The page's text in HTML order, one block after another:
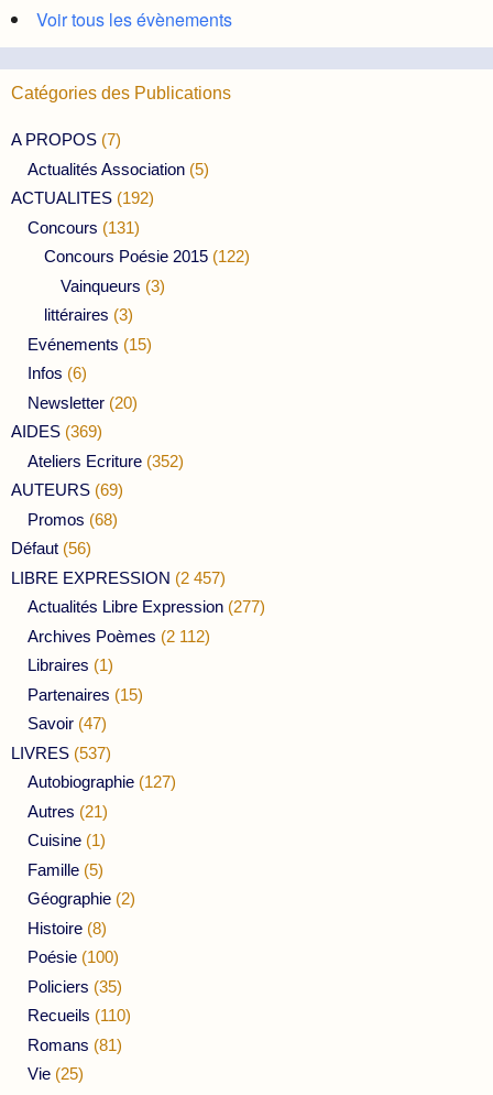
Voir tous les évènements
Catégories des Publications
A PROPOS (7)
Actualités Association (5)
ACTUALITES (192)
Concours (131)
Concours Poésie 2015 (122)
Vainqueurs (3)
littéraires (3)
Evénements (15)
Infos (6)
Newsletter (20)
AIDES (369)
Ateliers Ecriture (352)
AUTEURS (69)
Promos (68)
Défaut (56)
LIBRE EXPRESSION (2 457)
Actualités Libre Expression (277)
Archives Poèmes (2 112)
Libraires (1)
Partenaires (15)
Savoir (47)
LIVRES (537)
Autobiographie (127)
Autres (21)
Cuisine (1)
Famille (5)
Géographie (2)
Histoire (8)
Poésie (100)
Policiers (35)
Recueils (110)
Romans (81)
Vie (25)